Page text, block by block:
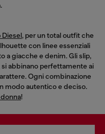
Diesel, per un total outfit che
con linee essenziali
a giacche e denim. Gli slip,
si abbinano perfettamente ai
Ogni combinazione
modo autentico e deciso.
!